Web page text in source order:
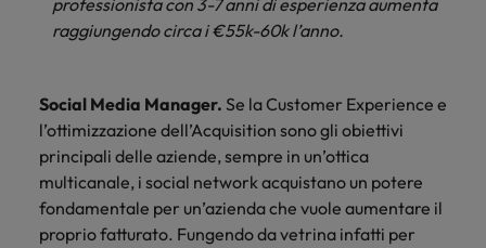
professionista con 3-7 anni di esperienza aumenta
raggiungendo circa i €55k-60k l’anno.
Social Media Manager. Se la Customer Experience e
l’ottimizzazione dell’Acquisition sono gli obiettivi
principali delle aziende, sempre in un’ottica
multicanale, i social network acquistano un potere
fondamentale per un’azienda che vuole aumentare il
proprio fatturato. Fungendo da vetrina infatti per